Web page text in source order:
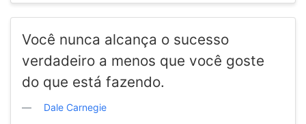
Você nunca alcança o sucesso
verdadeiro a menos que você goste
do que está fazendo.
Dale Carnegie